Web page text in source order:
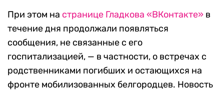
При этом на странице Гладкова «ВКонтакте» в
течение дня продолжали появляться
сообщения, не связанные с его
госпитализацией, — в частности, о встречах с
родственниками погибших и остающихся на
фронте мобилизованных белгородцев. Новость